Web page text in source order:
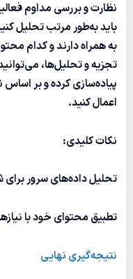
نظارت و بررسی مداوم
باید به‌طور مرتب تحلیل
به همراه دارند و کدام
تجزیه و تحلیل‌ها،
پیاده‌سازی کرده و بر اساس
اعمال کنید.
نکات کلیدی:
تحلیل داده‌های سرور
تطبیق محتوای خود با
نتیجه‌گیری نهایی